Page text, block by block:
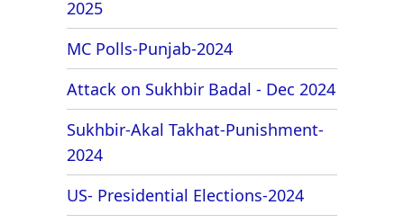
2025
MC Polls-Punjab-2024
Attack on Sukhbir Badal - Dec 2024
Sukhbir-Akal Takhat-Punishment-
2024
US- Presidential Elections-2024